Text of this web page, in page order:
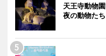
天王寺動物
夜の動物た